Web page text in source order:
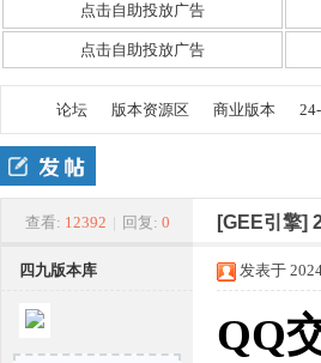
点击自助投放广告
点击自助投放广告
»
论坛 版本资源区 商业版本
›
查看: 12392 | 回复: 0 [GEE引擎]
四九版本库 发表于
QQ